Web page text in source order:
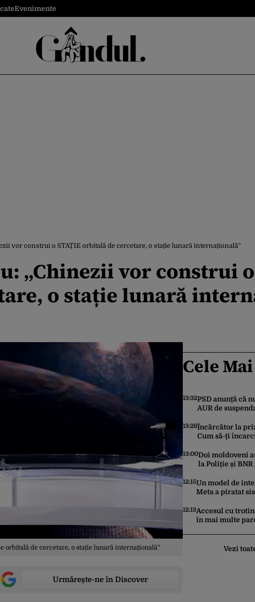
Evenimente
vor construi o STAȚIE orbitală de cercetare, o stație lunară internațională”
„Chinezii vor construi o
o stație lunară
de cercetare, o stație lunară internațională”
Urmărește-ne în Discover
Cele
13:32PSD anunță că
AUR de
care
13:26Încărcător la
Cum să-ți
13:00Doi moldoveni
la Poliție și
Cum au fost
12:15Un model de
Meta a piratat
timpul unui test
12:13Accesul cu
în mai multe
usturătoare
Vezi